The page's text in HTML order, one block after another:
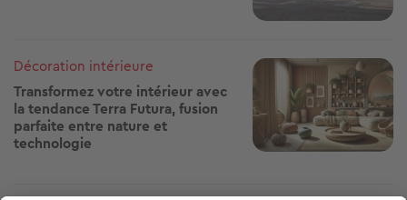
Image
Décoration intérieure
Transformez votre intérieur avec
la tendance Terra Futura, fusion
parfaite entre nature et
technologie